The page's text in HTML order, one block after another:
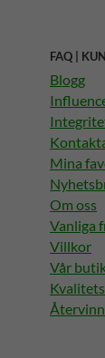
FAQ |
Blogg
Mina
Om oss
Vanliga
Villkor
Vår